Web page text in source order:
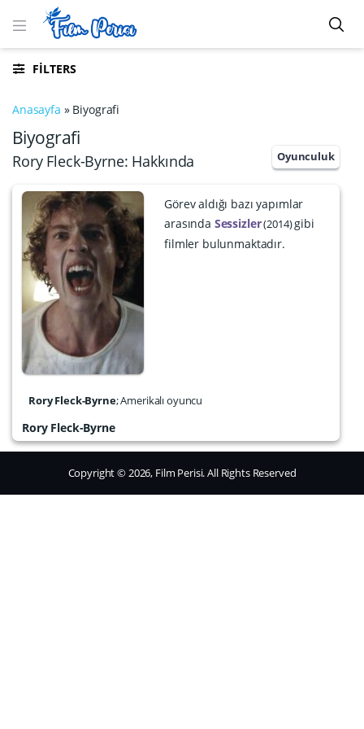
FILTERS
Anasayfa » Biyografi
Biyografi
Rory Fleck-Byrne: Hakkında Oyunculuk
Rory Fleck-Byrne; Amerikalı oyuncu
Görev aldığı bazı yapımlar
arasında Sessizler 2014 gibi
filmler bulunmaktadır.
Rory Fleck-Byrne
Copyright © 2026, Film Perisi. All Rights Reserved